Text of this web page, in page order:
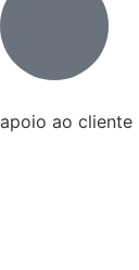
apoio ao cliente